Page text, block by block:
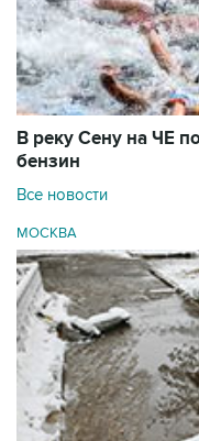
В реку Сену на ЧЕ
бензин
Все новости
МОСКВА